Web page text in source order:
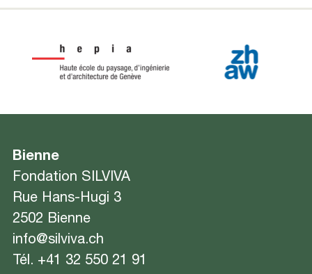
Bienne
Fondation SILVIVA
Rue Hans-Hugi 3
2502 Bienne
info@silviva.ch
Tél. +41 32 550 21 91